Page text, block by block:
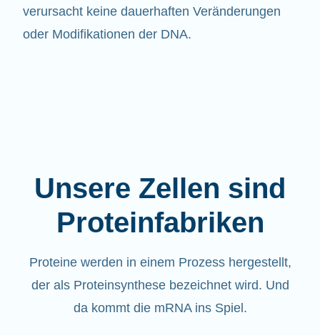
verursacht keine dauerhaften Veränderungen
oder Modifikationen der DNA.
Unsere Zellen sind
Proteinfabriken
Proteine werden in einem Prozess hergestellt,
der als Proteinsynthese bezeichnet wird. Und
da kommt die mRNA ins Spiel.